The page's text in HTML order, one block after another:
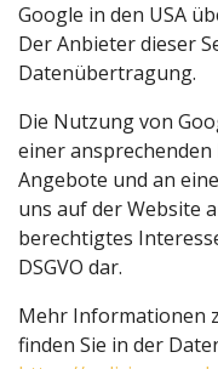
Google in den USA
Der Anbieter dieser
Datenübertragung.
Die Nutzung von
einer
Angebote und an
uns auf der Website
berechtigtes
DSGVO dar.
Mehr Informationen
finden Sie in der